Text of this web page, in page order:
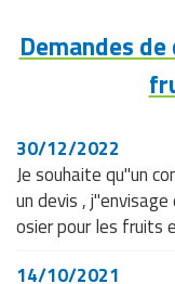
Ustensile cuisine
Vêtements
Traitement des
Transformateur
Tubes et profilés
Tuyau flexible
Tapis et caillebotis
Traitement du
Vestiaires et
Equipements de
Equipements
Equipements
Equipements pour
Piano de cuisson
Pompes à sauce
Portes
Présentoir pour
Demandes
30/12/2022
Je souhaite qu"un
un devis ,
osier pour les fruits
14/10/2021